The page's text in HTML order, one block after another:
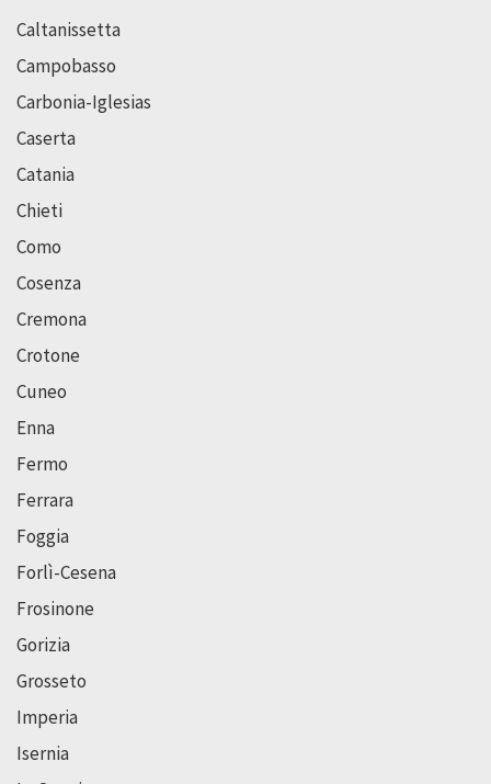
Caltanissetta
Campobasso
Carbonia-Iglesias
Caserta
Catania
Chieti
Como
Cosenza
Cremona
Crotone
Cuneo
Enna
Fermo
Ferrara
Foggia
Forlì-Cesena
Frosinone
Gorizia
Grosseto
Imperia
Isernia